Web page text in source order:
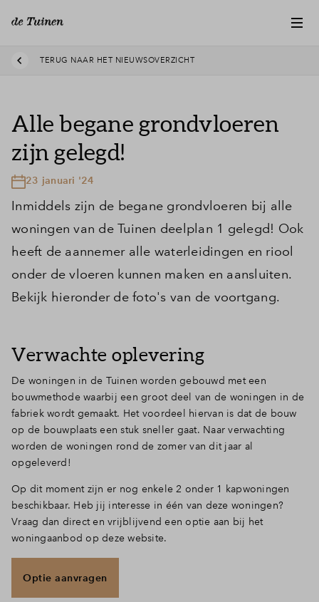
TERUG NAAR HET NIEUWSOVERZICHT
Alle begane grondvloeren
zijn gelegd!
23 januari '24
Inmiddels zijn de begane grondvloeren bij alle
woningen van de Tuinen deelplan 1 gelegd! Ook
heeft de aannemer alle waterleidingen en riool
onder de vloeren kunnen maken en aansluiten.
Bekijk hieronder de foto's van de voortgang.
Verwachte oplevering
De woningen in de Tuinen worden gebouwd met een
bouwmethode waarbij een groot deel van de woningen in de
fabriek wordt gemaakt. Het voordeel hiervan is dat de bouw
op de bouwplaats een stuk sneller gaat. Naar verwachting
worden de woningen rond de zomer van dit jaar al
opgeleverd!
Op dit moment zijn er nog enkele 2 onder 1 kapwoningen
beschikbaar. Heb jij interesse in één van deze woningen?
Vraag dan direct en vrijblijvend een optie aan bij het
woningaanbod op deze website.
Optie aanvragen